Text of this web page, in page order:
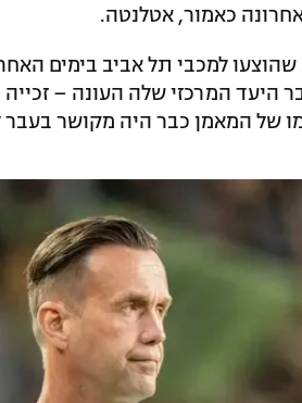
כאמור, אטלנטה.
למכבי תל אביב בימים
היעד המרכזי שלה העונה –
של המאמן כבר היה מקושר בעבר